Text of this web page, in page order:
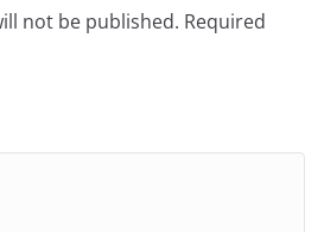
not be published. Required